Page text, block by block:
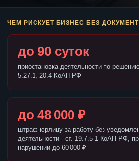
ЧЕМ РИСКУЕТ БИЗНЕС БЕЗ
до 90 суток
приостановка деятельности по
5.27.1, 20.4 КоАП РФ
до 48 000 ₽
штраф юрлицу за работу без
деятельности - ст. 19.7.5-1 КоАП РФ,
нарушении до 60 000 ₽